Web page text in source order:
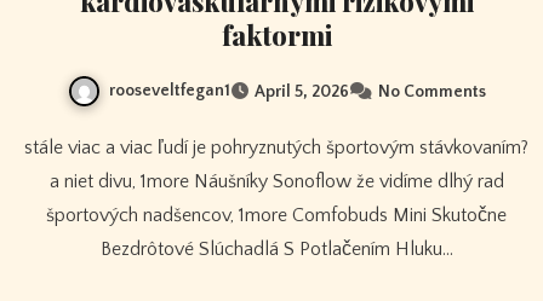
faktormi
rooseveltfegan1 April 5, 2026 No Comments
stále viac a viac ľudí je pohryznutých športovým stávkovaním?
a niet divu, 1more Náušníky Sonoflow že vidíme dlhý rad
športových nadšencov, 1more Comfobuds Mini Skutočne
Bezdrôtové Slúchadlá S Potlačením Hluku…